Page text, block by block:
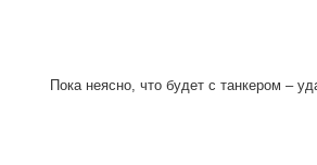
Пока неясно, что будет с танкером –